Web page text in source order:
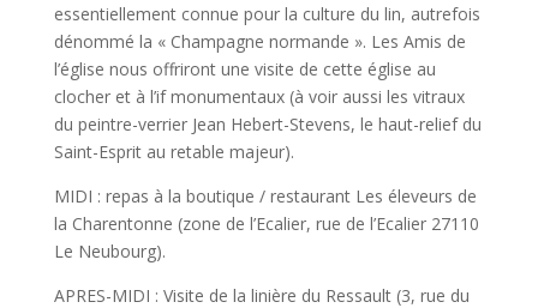
essentiellement connue pour la culture du lin, autrefois
dénommé la « Champagne normande ». Les Amis de
l’église nous offriront une visite de cette église au
clocher et à l’if monumentaux (à voir aussi les vitraux
du peintre-verrier Jean Hebert-Stevens, le haut-relief du
Saint-Esprit au retable majeur).
MIDI : repas à la boutique / restaurant Les éleveurs de
la Charentonne (zone de l’Ecalier, rue de l’Ecalier 27110
Le Neubourg).
APRES-MIDI : Visite de la linière du Ressault (3, rue du